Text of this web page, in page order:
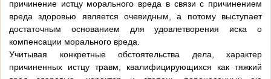
причинение истцу морального вреда в связи с причинением
вреда здоровью является очевидным, а потому выступает
достаточным основанием для удовлетворения иска о
компенсации морального вреда.
Учитывая конкретные обстоятельства дела, характер
причиненных истцу травм, квалифицирующихся как тяжкий